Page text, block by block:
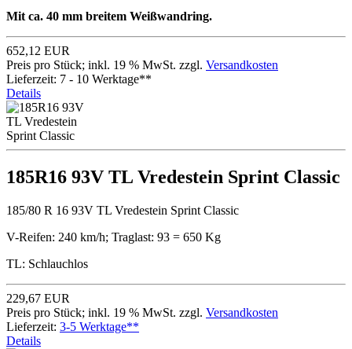
Mit ca. 40 mm breitem Weißwandring.
652,12 EUR
Preis pro Stück; inkl. 19 % MwSt. zzgl. Versandkosten
Lieferzeit: 7 - 10 Werktage**
Details
185R16 93V TL Vredestein Sprint Classic
185/80 R 16 93V TL Vredestein Sprint Classic
V-Reifen: 240 km/h; Traglast: 93 = 650 Kg
TL: Schlauchlos
229,67 EUR
Preis pro Stück; inkl. 19 % MwSt. zzgl. Versandkosten
Lieferzeit: 3-5 Werktage**
Details